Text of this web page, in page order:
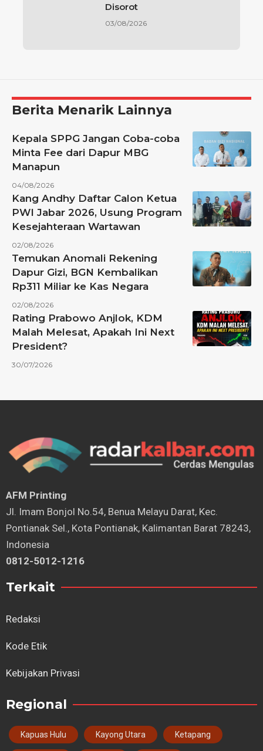
Disorot
03/08/2026
Berita Menarik Lainnya
Kepala SPPG Jangan Coba-coba
Minta Fee dari Dapur MBG
Manapun
04/08/2026
Kang Andhy Daftar Calon Ketua
PWI Jabar 2026, Usung Program
Kesejahteraan Wartawan
02/08/2026
Temukan Anomali Rekening
Dapur Gizi, BGN Kembalikan
Rp311 Miliar ke Kas Negara
02/08/2026
Rating Prabowo Anjlok, KDM
Malah Melesat, Apakah Ini Next
President?
30/07/2026
AFM Printing
⁠Jl. Imam Bonjol No.54, Benua Melayu Darat, Kec.
Pontianak Sel., Kota Pontianak, Kalimantan Barat 78243,
Indonesia
0812-5012-1216
Terkait
Redaksi
Kode Etik
Kebijakan Privasi
Regional
Kapuas Hulu Kayong Utara Ketapang